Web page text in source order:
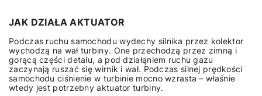
JAK DZIAŁA AKTUATOR
Podczas ruchu samochodu wydechy silnika przez kolektor
wychodzą na wał turbiny. One przechodzą przez zimną i
gorącą części detalu, a pod działąniem ruchu gazu
zaczynają ruszać się wirnik i wał. Podczas silnej prędkości
samochodu ciśnienie w turbinie mocno wzrasta – właśnie
wtedy jest potrzebny aktuator turbiny.